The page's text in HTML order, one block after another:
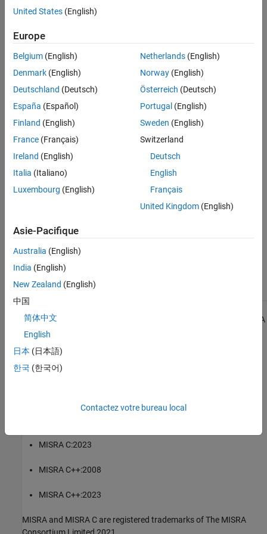
See Alsoviolated.
Troubleshooting
If you expect a rule violation but do not see it, refer toDiagnose
Check Information
Group:
Standard Libraries
Category:Required
AGC Category:
PQL Name: std.misra_c_2023.R21_4
Version History
Introduced in R2024a
Check MISRA C:2023 (-misra-c-2023)
Topics
Check for and Review Coding Standard Violations
1All MISRA coding rules and directives are © Copyright The MISRA
Consortium Limited 2021.
The MISRA coding standards referenced in the
Finder™documentation are from the following MISRA standards:
MISRA C:2023
MISRA C++:2008
MISRA C++:2023
MISRA and MISRA C are registered trademarks of The MISRA
Consortium Limited 2021.
United States (English)
Europe
Belgium (English)
Denmark (English)
Deutschland (Deutsch)
España (Español)
Finland (English)
France (Français)
Ireland (English)
Italia (Italiano)
Luxembourg (English)
Netherlands(English)
Norway(English)
Österreich (Deutsch)
Portugal (English)
Sweden (English)
Switzerland
Deutsch
English
Français
United Kingdom(English)
Asie-Pacifique
Australia (English)
India (English)
New Zealand (English)
中国
简体中文
English
日本 (日本語)
한국 (한국어)
Contactez votre bureau local